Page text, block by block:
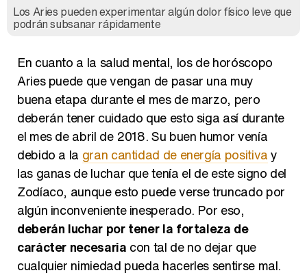
Los Aries pueden experimentar algún dolor físico leve que
podrán subsanar rápidamente
En cuanto a la salud mental, los de horóscopo
Aries puede que vengan de pasar una muy
buena etapa durante el mes de marzo, pero
deberán tener cuidado que esto siga así durante
el mes de abril de 2018. Su buen humor venía
debido a la gran cantidad de energía positivay
las ganas de luchar que tenía el de este signo del
Zodíaco, aunque esto puede verse truncado por
algún inconveniente inesperado. Por eso,
deberán luchar por tener la fortaleza de
carácter necesaria con tal de no dejar que
cualquier nimiedad pueda hacerles sentirse mal.